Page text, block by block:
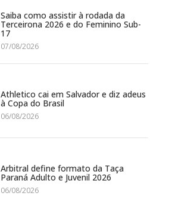
Saiba como assistir à rodada da
Terceirona 2026 e do Feminino Sub-
17
07/08/2026
Athletico cai em Salvador e diz adeus
à Copa do Brasil
06/08/2026
Arbitral define formato da Taça
Paraná Adulto e Juvenil 2026
06/08/2026